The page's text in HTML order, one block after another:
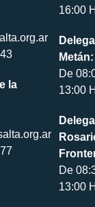
la
16:00
Metán:
De
13:00
De
13:00